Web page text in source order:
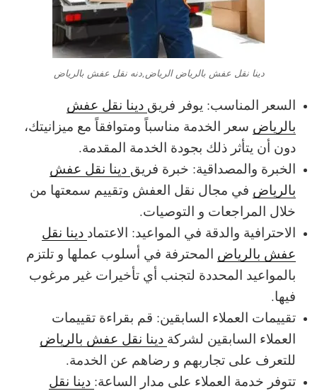
دينا نقل عفش بالرياض الرياض,دنه نقل عفش بالرياض
السعر المناسب: يوفر فريق دينا نقل عفش
بالرياض سعر الخدمة مناسباً ومتوافقاً مع ميزانيتك،
دون أن يتأثر ذلك بجودة الخدمة المقدمة.
الخبرة والمصداقية: خبرة فريق دينا نقل عفش
بالرياض في مجال نقل العفش وتقييم سمعتها من
خلال المراجعات و التوصيات.
الاحترافية والدقة في المواعيد: الاعتماد دينا نقل
عفش بالرياض المحترفة في أسلوب عملها و تلتزم
بالمواعيد المحددة لتجنب أي تأخيرات غير مرغوب
فيها.
تقييمات العملاء السابقين: قم بقراءة تقييمات
العملاء السابقين لشركة دينا نقل عفش بالرياض
للتعرف على تجاربهم و رضاهم عن الخدمة.
تتوفر خدمة العملاء على مدار الساعة: دينا نقل